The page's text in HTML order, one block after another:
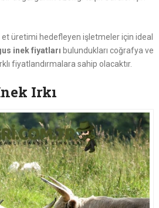
et üretimi hedefleyen işletmeler için ideal
inek fiyatları bulundukları coğrafya ve
fiyatlandırmalara sahip olacaktır.
Irkı